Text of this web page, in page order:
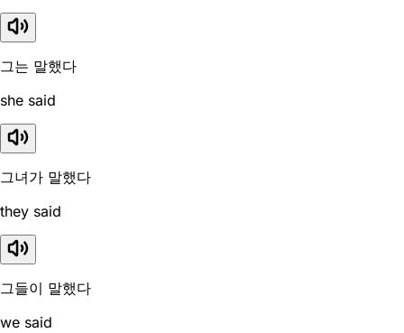
그는 말했다
she said
그녀가 말했다
they said
그들이 말했다
we said